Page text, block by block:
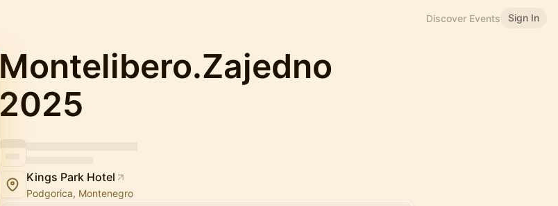
Discover Events Sign In
Montelibero.Zajedno
2025
Kings Park Hotel
Podgorica, Montenegro